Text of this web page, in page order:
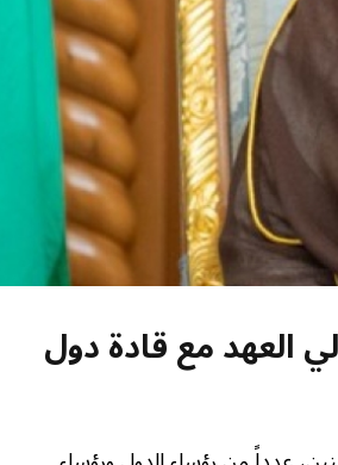
العهد مع قادة دول